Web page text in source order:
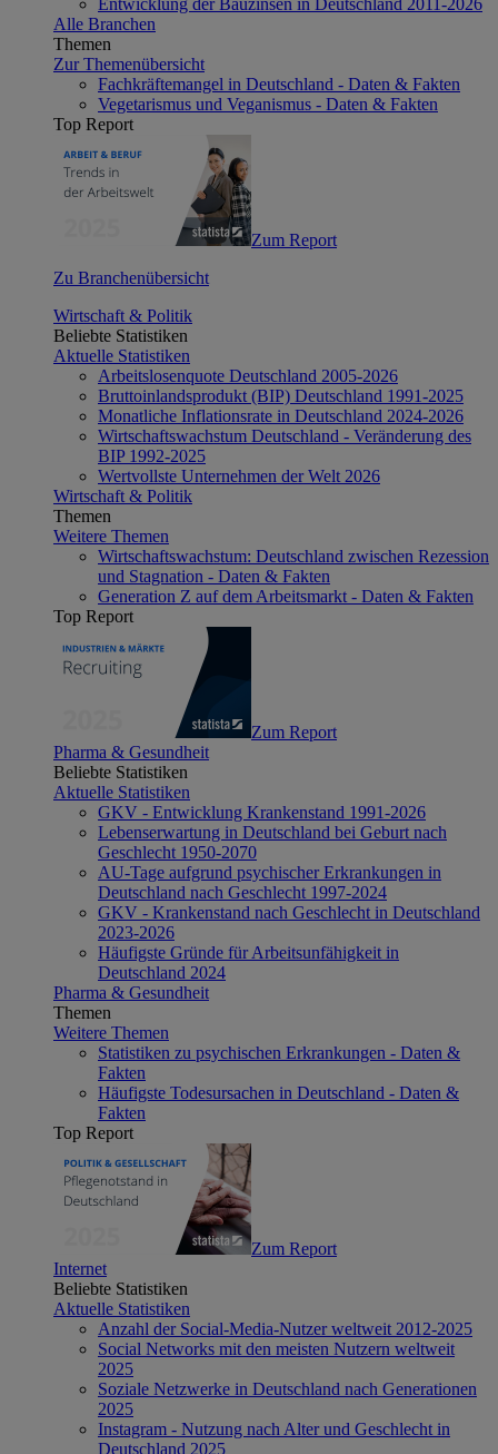
Alle Branchen
Themen
Zur Themenübersicht
Fachkräftemangel in Deutschland - Daten & Fakten
Vegetarismus und Veganismus - Daten & Fakten
Top Report
Zum Report
Zu Branchenübersicht
Wirtschaft & Politik
Beliebte Statistiken
Aktuelle Statistiken
Arbeitslosenquote Deutschland 2005-2026
Bruttoinlandsprodukt (BIP) Deutschland 1991-2025
Monatliche Inflationsrate in Deutschland 2024-2026
Wirtschaftswachstum Deutschland - Veränderung des
BIP 1992-2025
Wertvollste Unternehmen der Welt 2026
Wirtschaft & Politik
Themen
Weitere Themen
Wirtschaftswachstum: Deutschland zwischen Rezession
und Stagnation - Daten & Fakten
Generation Z auf dem Arbeitsmarkt - Daten & Fakten
Top Report
Zum Report
Pharma & Gesundheit
Beliebte Statistiken
Aktuelle Statistiken
GKV - Entwicklung Krankenstand 1991-2026
Lebenserwartung in Deutschland bei Geburt nach
Geschlecht 1950-2070
AU-Tage aufgrund psychischer Erkrankungen in
Deutschland nach Geschlecht 1997-2024
GKV - Krankenstand nach Geschlecht in Deutschland
2023-2026
Häufigste Gründe für Arbeitsunfähigkeit in
Deutschland 2024
Pharma & Gesundheit
Themen
Weitere Themen
Statistiken zu psychischen Erkrankungen - Daten &
Fakten
Häufigste Todesursachen in Deutschland - Daten &
Fakten
Top Report
Zum Report
Internet
Beliebte Statistiken
Aktuelle Statistiken
Anzahl der Social-Media-Nutzer weltweit 2012-2025
Social Networks mit den meisten Nutzern weltweit
2025
Soziale Netzwerke in Deutschland nach Generationen
2025
Instagram - Nutzung nach Alter und Geschlecht in
Deutschland 2025